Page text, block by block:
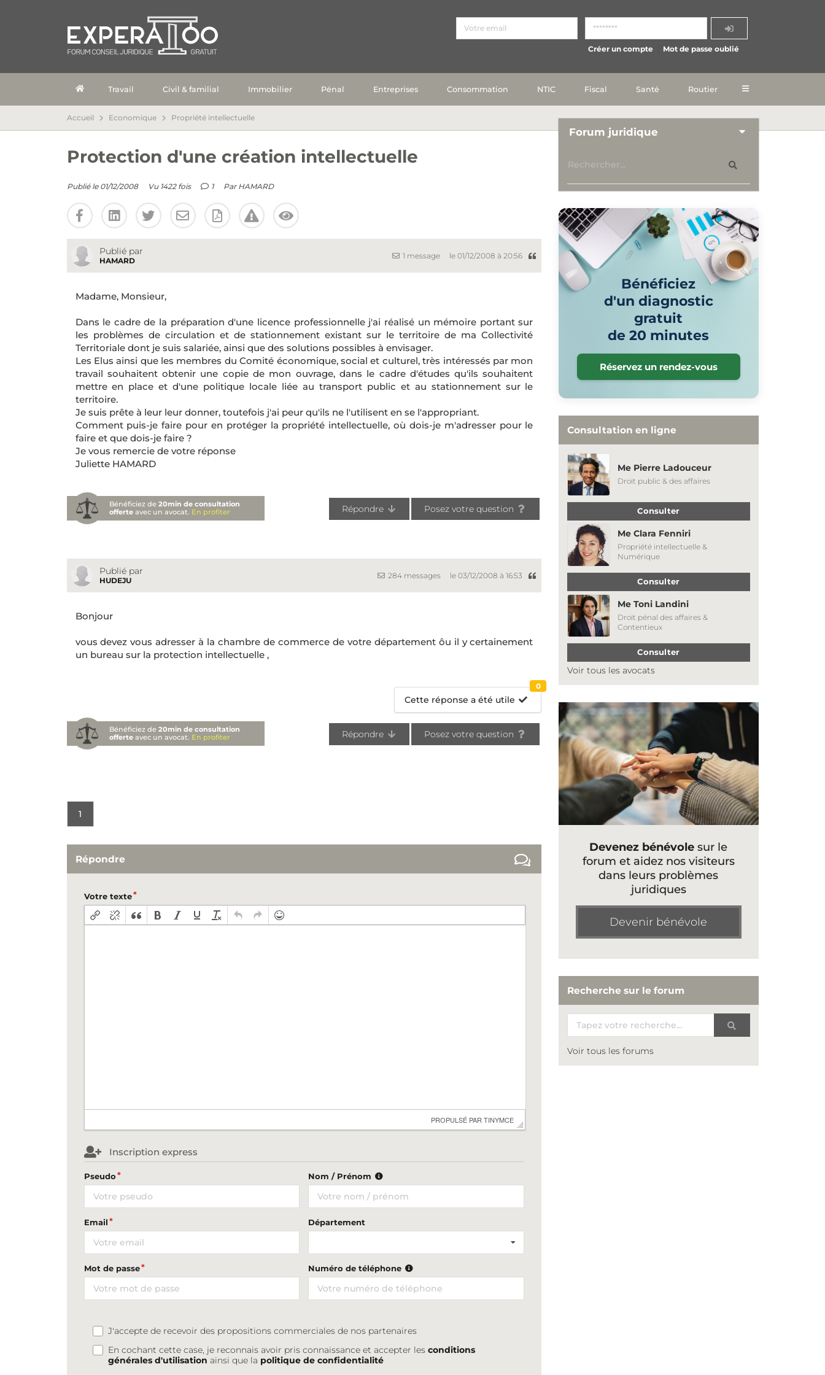
Créer un compte Mot de passe oublié
Travail Civil & familial Immobilier Pénal Entreprises Consommation NTIC Fiscal Santé Routier
Accueil Economique Propriété intellectuelle
Protection d'une création intellectuelle
Publié le 01/12/2008 Vu 1422 fois 1 Par HAMARD
Publié par
HAMARD
1 message le 01/12/2008 à 20:56
Madame, Monsieur,
Dans le cadre de la préparation d'une licence professionnelle j'ai réalisé un mémoire portant sur
les problèmes de circulation et de stationnement existant sur le territoire de ma Collectivité
Territoriale dont je suis salariée, ainsi que des solutions possibles à envisager.
Les Elus ainsi que les membres du Comité économique, social et culturel, très intéressés par mon
travail souhaitent obtenir une copie de mon ouvrage, dans le cadre d'études qu'ils souhaitent
mettre en place et d'une politique locale liée au transport public et au stationnement sur le
territoire.
Je suis prête à leur leur donner, toutefois j'ai peur qu'ils ne l'utilisent en se l'appropriant.
Comment puis-je faire pour en protéger la propriété intellectuelle, où dois-je m'adresser pour le
faire et que dois-je faire ?
Je vous remercie de votre réponse
Juliette HAMARD
Bénéficiez de20min de consultation
offerte avec un avocat. En profiter Répondre Posez votre question
Publié par
HUDEJU
284 messages le 03/12/2008 à 16:53
Bonjour
vous devez vous adresser à la chambre de commerce de votre département ôu il y certainement
un bureau sur la protection intellectuelle ,
Cette réponse a été utile
0
Bénéficiez de20min de consultation
offerte avec un avocat. En profiter Répondre Posez votre question
1
Répondre
Votre texte
PROPULSÉ PAR TINYMCE
Inscription express
Pseudo Nom / Prénom
Email Département
Mot de passe Numéro de téléphone
J'accepte de recevoir des propositions commerciales de nos partenaires
En cochant cette case, je reconnais avoir pris connaissance et accepter lesconditions
générales d'utilisation ainsi que la politique de confidentialité
Forum juridique
Bénéficiez
d'un diagnostic
gratuit
de 20 minutes
Réservez un rendez-vous
Consultation en ligne
Me Pierre Ladouceur
Droit public & des affaires
Consulter
Me Clara Fenniri
Propriété intellectuelle &
Numérique
Consulter
Me Toni Landini
Droit pénal des affaires &
Contentieux
Consulter
Voir tous les avocats
Devenez bénévole sur le
forum et aidez nos visiteurs
dans leurs problèmes
juridiques
Devenir bénévole
Recherche sur le forum
Voir tous les forums